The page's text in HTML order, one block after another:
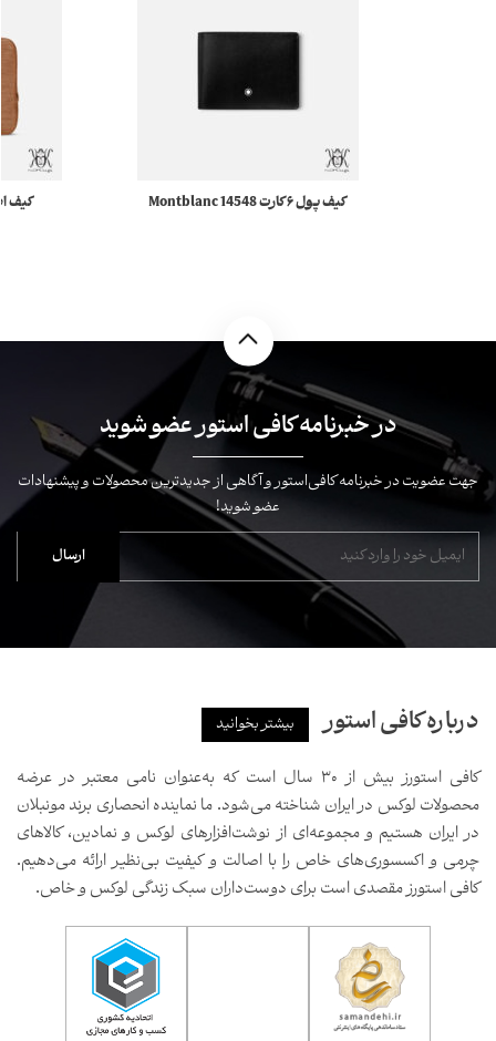
کیف پول ۶ کارت Montblanc 14548
در خبرنامه کافی استور عضو شوید
جهت عضویت در خبرنامه کافی‌استور و آگاهی از جدیدترین محصولات و پیشنهادات
عضو شوید!
درباره کافی استور بیشتر بخوانید
کافی استورز بیش از ۳۰ سال است که به‌عنوان نامی معتبر در عرضه
محصولات لوکس در ایران شناخته می‌شود. ما نماینده انحصاری برند مونبلان
در ایران هستیم و مجموعه‌ای از نوشت‌افزارهای لوکس و نمادین، کالاهای
چرمی و اکسسوری‌های خاص را با اصالت و کیفیت بی‌نظیر ارائه می‌دهیم.
کافی استورز مقصدی است برای دوست‌داران سبک زندگی لوکس و خاص.